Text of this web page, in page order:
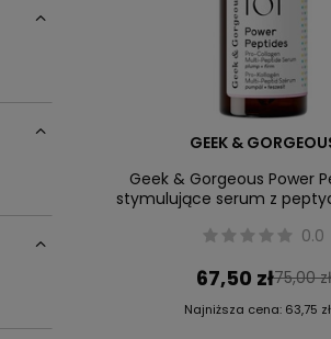
GEEK &
Geek & Gorgeous Power
stymulujące serum z
0.0
67,50 zł75,00 zł
Najniższa cena: 63,75 zł